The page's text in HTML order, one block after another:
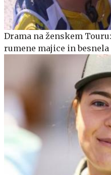
Drama na ženskem
rumene majice in